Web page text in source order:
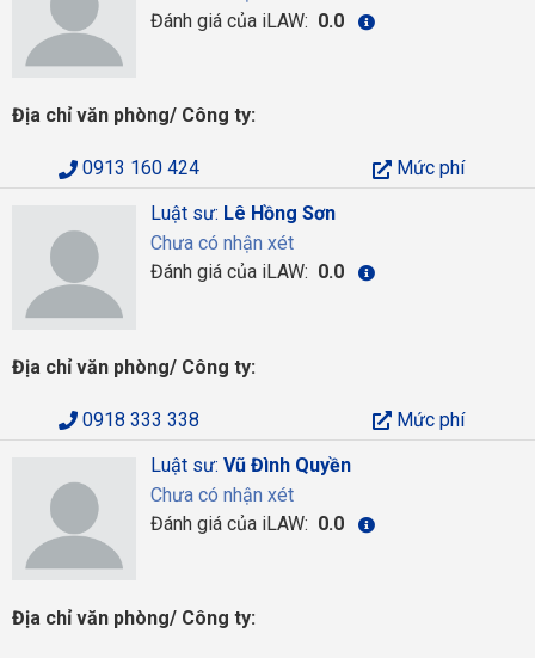
Đánh giá của iLAW: 0.0
Địa chỉ văn phòng/ Công ty:
0913 160 424
Mức phí
Luật sư: Lê Hồng Sơn
Chưa có nhận xét
Đánh giá của iLAW: 0.0
Địa chỉ văn phòng/ Công ty:
0918 333 338
Mức phí
Luật sư: Vũ Đình Quyền
Chưa có nhận xét
Đánh giá của iLAW: 0.0
Địa chỉ văn phòng/ Công ty: